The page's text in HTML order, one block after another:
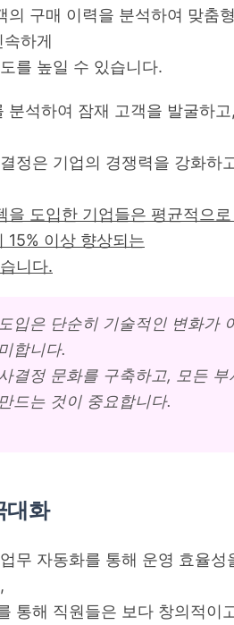
의 구매 이력을 분석하여 맞춤
하게
를 높일 수 있습니다.
분석하여 잠재 고객을 발굴하
정은 기업의 경쟁력을 강화하
을 도입한 기업들은 평균적으
15% 이상 향상되는
니다.
입은 단순히 기술적인 변화가
합니다.
결정 문화를 구축하고, 모든
드는 것이 중요합니다.
대화
무 자동화를 통해 운영 효율성
통해 직원들은 보다 창의적이